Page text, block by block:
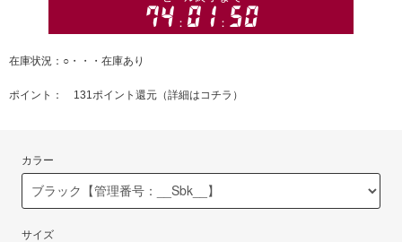
在庫状況：○・・・在庫あり
ポイント： 131ポイント還元（詳細はコチラ ）
カラー
サイズ